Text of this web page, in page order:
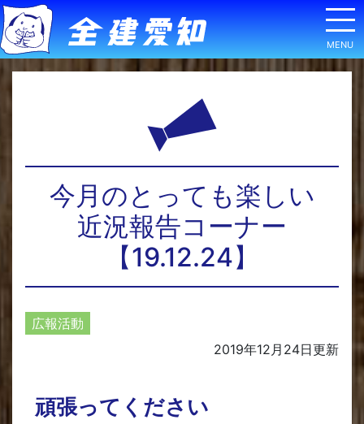
今月のとっても楽しい
近況報告コーナー
【19.12.24】
広報活動
2019年12月24日更新
頑張ってください